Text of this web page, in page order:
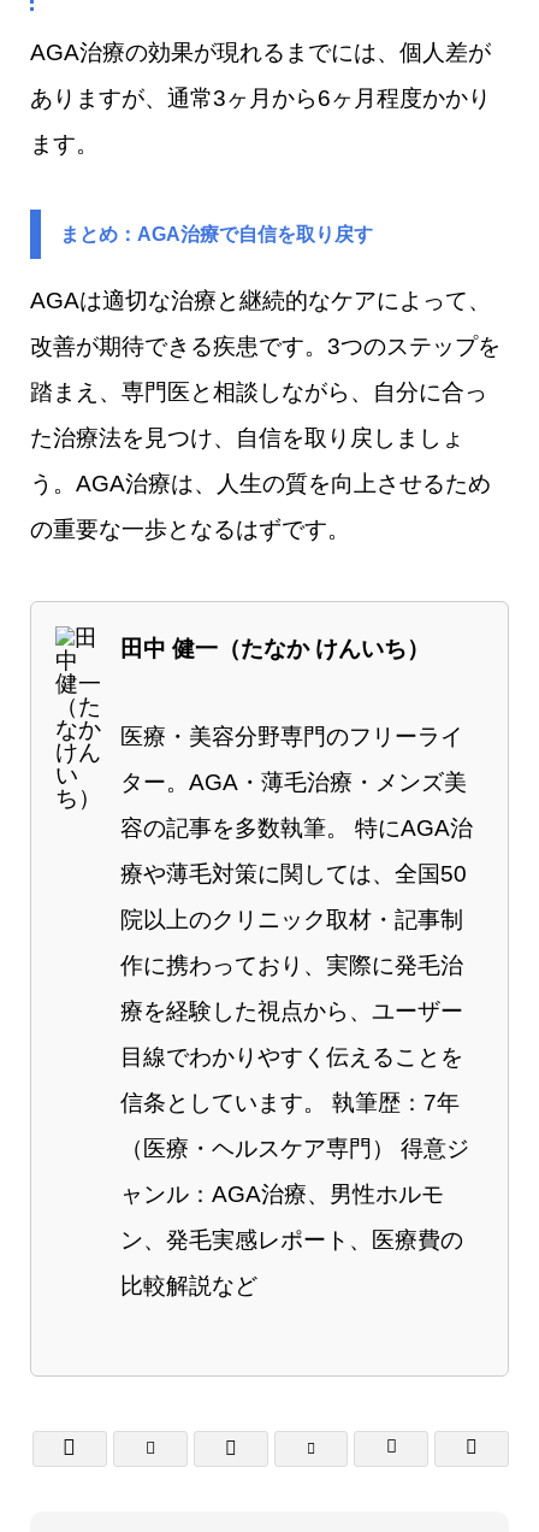
AGA治療の効果が現れるまでには、個人差が
ありますが、通常3ヶ月から6ヶ月程度かかり
ます。
まとめ：AGA治療で自信を取り戻す
AGAは適切な治療と継続的なケアによって、
改善が期待できる疾患です。3つのステップを
踏まえ、専門医と相談しながら、自分に合っ
た治療法を見つけ、自信を取り戻しましょ
う。AGA治療は、人生の質を向上させるため
の重要な一歩となるはずです。
田中 健一（たなか けんいち）
医療・美容分野専門のフリーライ
ター。AGA・薄毛治療・メンズ美
容の記事を多数執筆。 特にAGA治
療や薄毛対策に関しては、全国50
院以上のクリニック取材・記事制
作に携わっており、実際に発毛治
療を経験した視点から、ユーザー
目線でわかりやすく伝えることを
信条としています。 執筆歴：7年
（医療・ヘルスケア専門） 得意ジ
ャンル：AGA治療、男性ホルモ
ン、発毛実感レポート、医療費の
比較解説など
     